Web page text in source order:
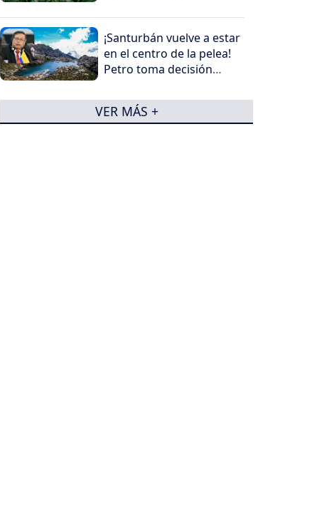
¡Santurbán vuelve a estar
en el centro de la pelea!
Petro toma decisión
VER MÁS +